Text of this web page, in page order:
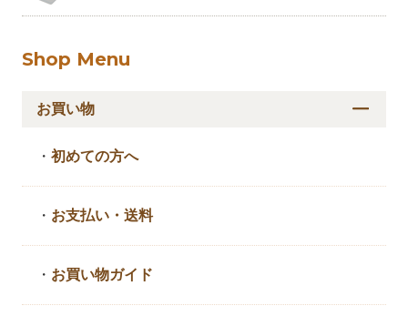
Shop Menu
お買い物
・初めての方へ
・ お支払い・送料
・ お買い物ガイド